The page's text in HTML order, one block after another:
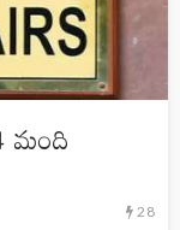
మంది
28